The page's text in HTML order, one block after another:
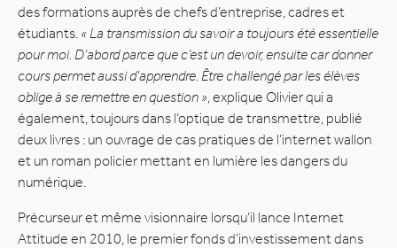
des formations auprès de chefs d’entreprise, cadres et
étudiants. « La transmission du savoir a toujours été essentielle
pour moi. D’abord parce que c’est un devoir, ensuite car donner
cours permet aussi d’apprendre. Être challengé par les élèves
oblige à se remettre en question » , explique Olivier qui a
également, toujours dans l’optique de transmettre, publié
deux livres : un ouvrage de cas pratiques de l’internet wallon
et un roman policier mettant en lumière les dangers du
numérique.
Précurseur et même visionnaire lorsqu’il lance Internet
Attitude en 2010, le premier fonds d’investissement dans